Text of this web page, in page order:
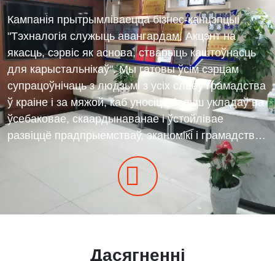
Кампанія прытрымліваецца бізнес-канцэпцыі
"Тэхналогія служыць авангардам, Акцэнт на
якасць, сэрвіс як аснова, стварыць каштоўнасць
для карыстальнікаў". Мы гатовы ўсім сэрцам
супрацоўнічаць з людзьмі з усіх слаёў грамадства
ў краіне і за мяжой, каб уносіць больш укладаў ва
ўсебаковае, скаардынаванае і ўстойлівае
развіццё прадпрыемстваў, эканомікі і грамадства і
сумесна ствараць цудоўную будучыню!

Дасягненні